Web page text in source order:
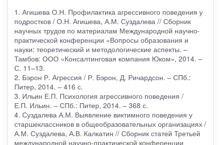
1. Агишева О.Н. Профилактика агрессивного поведения у
подростков / О.Н. Агишева, А.М. Суздалева // Сборник
научных трудов по материалам Международной научно-
практической конференции «Вопросы образования и
науки: теоретический и методологические аспекты. –
Тамбов: ООО «Консалтинговая компания Юком», 2014. –
С. 11–13.
2. Бэрон Р. Агрессия / Р. Бэрон, Д. Ричардсон. – СПб.:
Питер, 2014. – 416 с.
3. Ильин Е.П. Психология агрессивного поведения /
Е.П. Ильин. – СПб.: Питер, 2014. – 368 с.
4. Суздалева А.М. Выявление виктимного поведения у
старшеклассников в общеобразовательных организациях /
А.М. Суздалева, А.В. Калкатин // Сборник статей Третьей
международной научно-практической конференции